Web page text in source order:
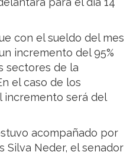
con el sueldo del mes
incremento del 95%
sectores de la
el caso de los
incremento será del
acompañado por
Silva Neder, el senador